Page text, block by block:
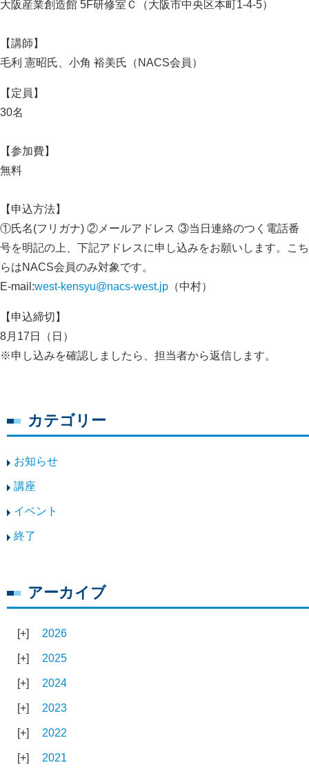
大阪産業創造館 5F研修室Ｃ（大阪市中央区本町1-4-5）
【講師】
毛利 憲昭氏、小角 裕美氏（NACS会員）
【定員】
30名
【参加費】
無料
【申込方法】
①氏名(フリガナ) ②メールアドレス ③当日連絡のつく電話番
号を明記の上、下記アドレスに申し込みをお願いします。こち
らはNACS会員のみ対象です。
E-mail:west-kensyu@nacs-west.jp （中村）
【申込締切】
8月17日（日）
※申し込みを確認しましたら、担当者から返信します。
カテゴリー
お知らせ
講座
イベント
終了
アーカイブ
2026
2025
2024
2023
2022
2021